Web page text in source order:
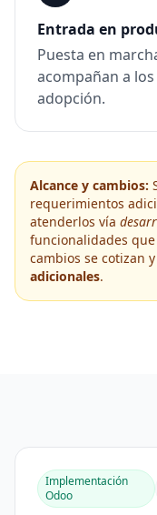
Entrada en
Puesta en
acompañan a
adopción.
Alcance y cambios:
requerimientos
atenderlos vía
funcionalidades
cambios se cotizan
adicionales.
Implementación
Odoo